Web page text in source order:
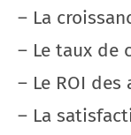
– La
– Le taux de
– Le ROI des
– La